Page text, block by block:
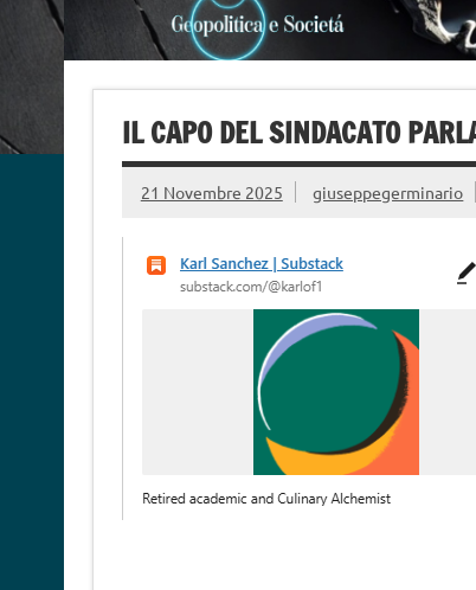
IL CAPO DEL SINDACATO
21 Novembre 2025 giuseppegerminario